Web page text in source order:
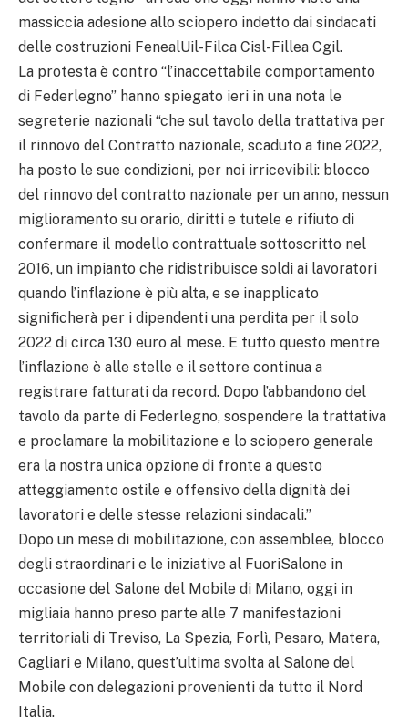
massiccia adesione allo sciopero indetto dai sindacati
delle costruzioni FenealUil-Filca Cisl-Fillea Cgil.
La protesta è contro “l’inaccettabile comportamento
di Federlegno” hanno spiegato ieri in una nota le
segreterie nazionali “che sul tavolo della trattativa per
il rinnovo del Contratto nazionale, scaduto a fine 2022,
ha posto le sue condizioni, per noi irricevibili: blocco
del rinnovo del contratto nazionale per un anno, nessun
miglioramento su orario, diritti e tutele e rifiuto di
confermare il modello contrattuale sottoscritto nel
2016, un impianto che ridistribuisce soldi ai lavoratori
quando l’inflazione è più alta, e se inapplicato
significherà per i dipendenti una perdita per il solo
2022 di circa 130 euro al mese. E tutto questo mentre
l’inflazione è alle stelle e il settore continua a
registrare fatturati da record. Dopo l’abbandono del
tavolo da parte di Federlegno, sospendere la trattativa
e proclamare la mobilitazione e lo sciopero generale
era la nostra unica opzione di fronte a questo
atteggiamento ostile e offensivo della dignità dei
lavoratori e delle stesse relazioni sindacali.”
Dopo un mese di mobilitazione, con assemblee, blocco
degli straordinari e le iniziative al FuoriSalone in
occasione del Salone del Mobile di Milano, oggi in
migliaia hanno preso parte alle 7 manifestazioni
territoriali di Treviso, La Spezia, Forlì, Pesaro, Matera,
Cagliari e Milano, quest’ultima svolta al Salone del
Mobile con delegazioni provenienti da tutto il Nord
Italia.